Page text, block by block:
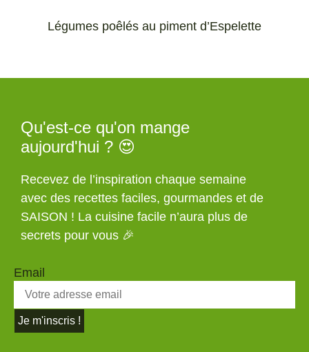
Légumes poêlés au piment d’Espelette
Qu'est-ce qu'on mange
aujourd'hui ? 😍
Recevez de l’inspiration chaque semaine
avec des recettes faciles, gourmandes et de
SAISON ! La cuisine facile n’aura plus de
secrets pour vous 🎉
Email
Je m'inscris !